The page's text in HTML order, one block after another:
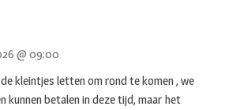
@ 09:00
kleintjes letten om rond te komen , we
kunnen betalen in deze tijd, maar het